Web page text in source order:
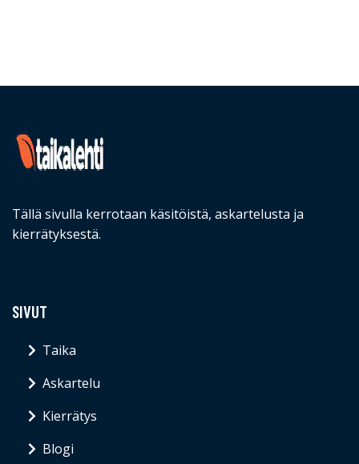
Tällä sivulla kerrotaan käsitöistä, askartelusta ja
kierrätyksestä.
SIVUT
Taika
Askartelu
Kierrätys
Blogi